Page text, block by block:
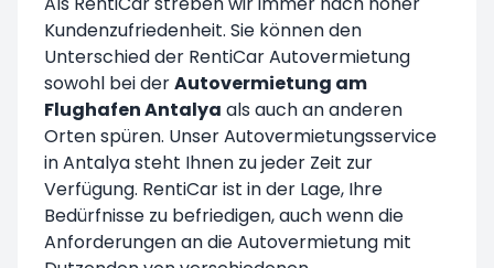
Kundenzufriedenheit. Sie können den
Unterschied der RentiCar Autovermietung
sowohl bei derAutovermietung am
Flughafen Antalya als auch an anderen
Orten spüren. Unser Autovermietungsservice
in Antalya steht Ihnen zu jeder Zeit zur
Verfügung. RentiCar ist in der Lage, Ihre
Bedürfnisse zu befriedigen, auch wenn die
Anforderungen an die Autovermietung mit